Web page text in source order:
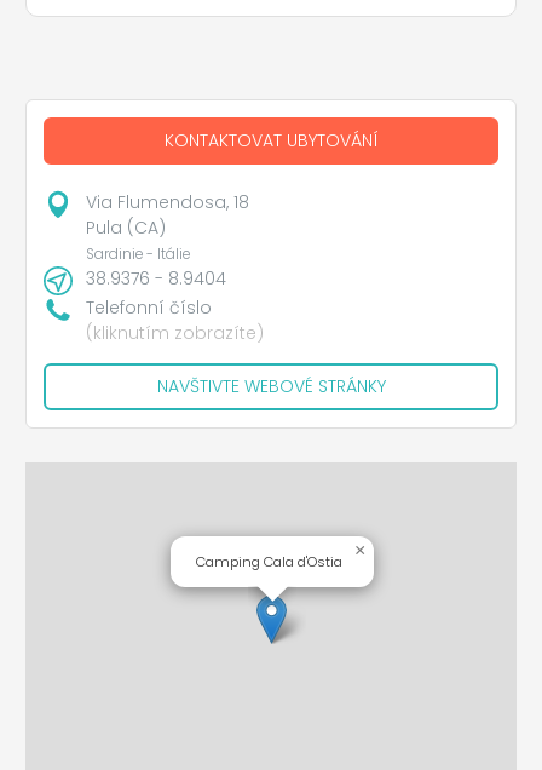
KONTAKTOVAT UBYTOVÁNÍ
Via Flumendosa, 18
Pula (CA)
Sardinie - Itálie
38.9376 - 8.9404
Telefonní číslo
(kliknutím zobrazíte)
NAVŠTIVTE WEBOVÉ STRÁNKY
Camping Cala d'Ostia
×